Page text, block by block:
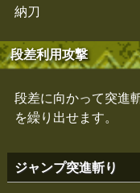
納刀
段差利用攻撃
段差に向かって突進
を繰り出せます。
ジャンプ突進斬り